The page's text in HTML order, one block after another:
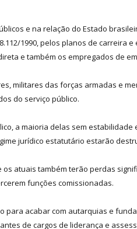
e na relação do Estado
1990, pelos planos de
e também os empregados de
militares das forças armadas e
do serviço público.
a maioria delas sem
jurídico estatutário estarão
atuais também terão perdas
funções comissionadas.
para acabar com autarquias e
de cargos de liderança e